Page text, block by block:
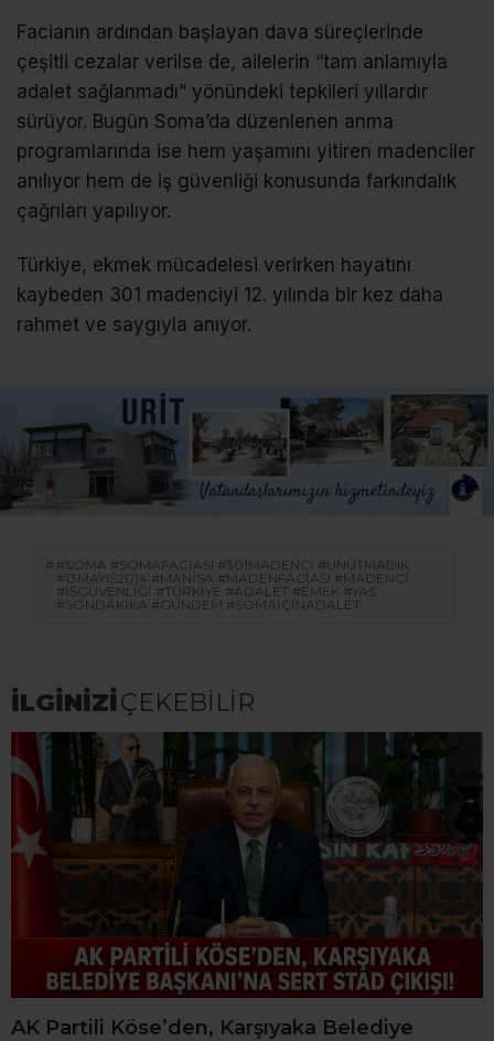
Facianın ardından başlayan dava süreçlerinde
çeşitli cezalar verilse de, ailelerin “tam anlamıyla
adalet sağlanmadı” yönündeki tepkileri yıllardır
sürüyor. Bugün Soma’da düzenlenen anma
programlarında ise hem yaşamını yitiren madenciler
anılıyor hem de iş güvenliği konusunda farkındalık
çağrıları yapılıyor.
Türkiye, ekmek mücadelesi verirken hayatını
kaybeden 301 madenciyi 12. yılında bir kez daha
rahmet ve saygıyla anıyor.
#SOMA #SOMAFACIASI #301MADENCI #UNUTMADIK
#13MAYIS2014 #MANISA #MADENFACIASI #MADENCI
#İŞGÜVENLIĞI #TÜRKIYE #ADALET #EMEK #YAS
#SONDAKIKA #GÜNDEM #SOMAİÇINADALET
İLGİNİZİÇEKEBİLİR
AK Partili Köse’den, Karşıyaka Belediye